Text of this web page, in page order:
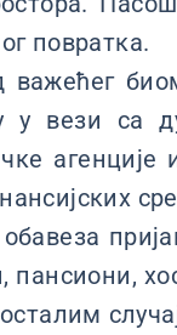
повратка.
у вези са
пансиони,